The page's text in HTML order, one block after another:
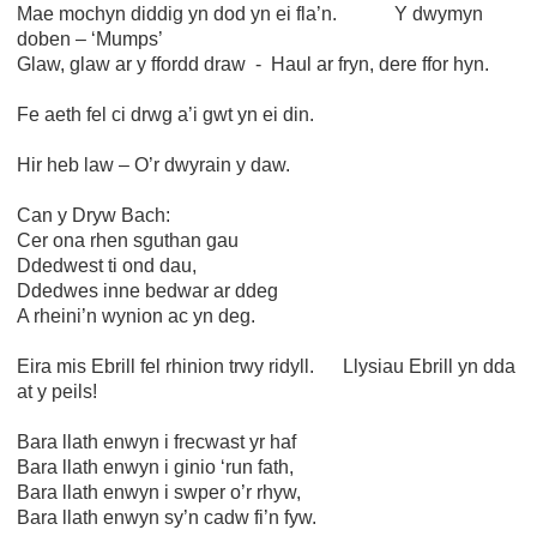
Mae mochyn diddig yn dod yn ei fla’n. Y dwymyn
doben – ‘Mumps’
Glaw, glaw ar y ffordd draw - Haul ar fryn, dere ffor hyn.
Fe aeth fel ci drwg a’i gwt yn ei din.
Hir heb law – O’r dwyrain y daw.
Can y Dryw Bach:
Cer ona rhen sguthan gau
Ddedwest ti ond dau,
Ddedwes inne bedwar ar ddeg
A rheini’n wynion ac yn deg.
Eira mis Ebrill fel rhinion trwy ridyll. Llysiau Ebrill yn dda
at y peils!
Bara llath enwyn i frecwast yr haf
Bara llath enwyn i ginio ‘run fath,
Bara llath enwyn i swper o’r rhyw,
Bara llath enwyn sy’n cadw fi’n fyw.